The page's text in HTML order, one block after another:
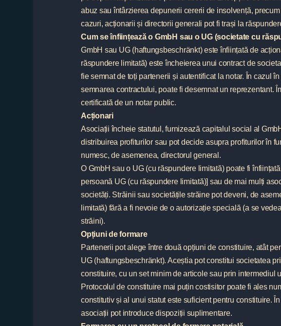
abuz sau întârzierea depunerii cererii de insolvență,
cazuri, acționarii și directorii generali pot fi trași la
Cum se înființează o GmbH sau o UG (societate cu
GmbH sau UG (haftungsbeschränkt) este înființată de
răspundere limitată) este încheierea unui contract de
fie semnat de toți partenerii și autentificat la notar. În cazul
semnarea contractului, poate fi desemnat un reprezentant.
certificată de un notar public.
Acționari
Asociații încheie statutul, furnizează capitalul social al
distribuirea profiturilor sau pot decide asupra profiturilor în
numesc, de asemenea, directorul general.
O GmbH sau o UG (cu răspundere limitată) poate fi
persoană UG (cu răspundere limitată)] sau de mai mulți
societăți. Străinii sau societățile străine pot deveni, de
limitată) fără a fi nevoie de o autorizație specială (a se
străini).
Opțiuni de formare
Partenerii pot alege între două opțiuni de constituire, atât
UG (haftungsbeschränkt). Aceștia pot constitui societatea
constituire, cu un set minim de articole sau prin
Protocolul de constituire mai puțin costisitor poate fi ales
constitutiv și al unui statut este suficient pentru constituire.
asociații pot introduce dispoziții suplimentare.